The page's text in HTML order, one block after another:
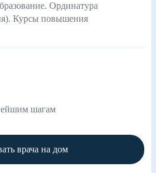
Ординатура
Курсы повышения
шагам
врача на дом